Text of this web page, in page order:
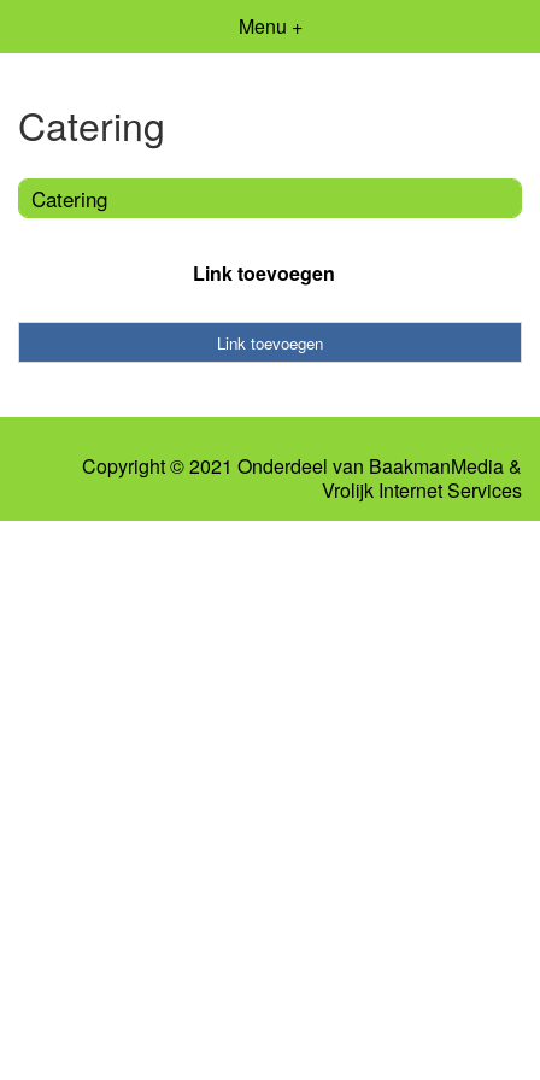
Menu +
Catering
Catering
Link toevoegen
Link toevoegen
Copyright © 2021 Onderdeel van BaakmanMedia&
Vrolijk Internet Services